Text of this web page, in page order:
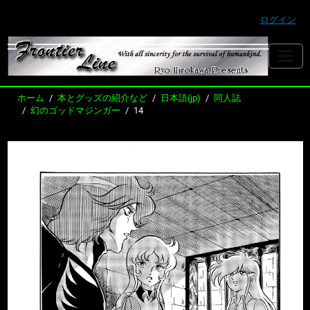
ログイン
ホーム 本とグッズの紹介など 日本語(jp)
同人誌
幻のゴッドマジンガー
14